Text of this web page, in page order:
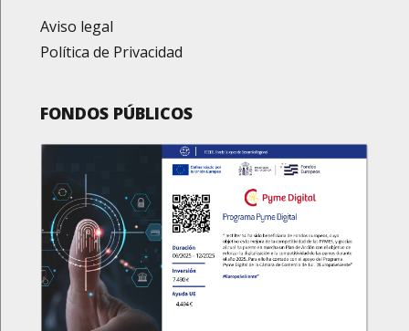
Aviso legal
Política de Privacidad
FONDOS PÚBLICOS